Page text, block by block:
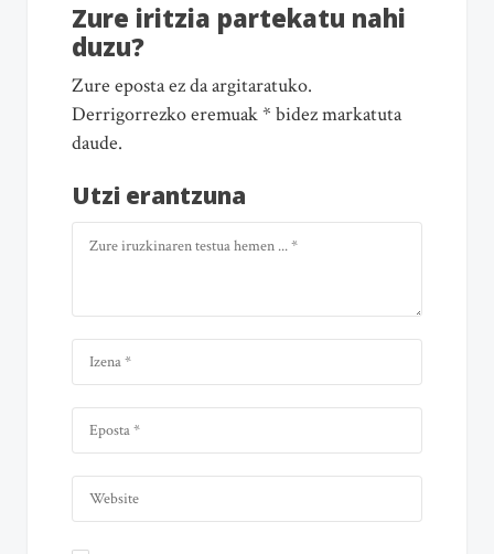
Zure iritzia partekatu nahi
duzu?
Zure eposta ez da argitaratuko.
Derrigorrezko eremuak * bidez markatuta
daude.
Utzi erantzuna